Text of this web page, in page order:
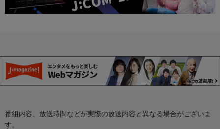
番組内容、放送時間などが実際の放送内容と異なる場合がございま
す。